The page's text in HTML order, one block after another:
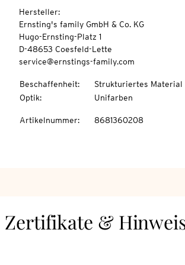
Hersteller:
Ernsting's family GmbH & Co. KG
Hugo-Ernsting-Platz 1
D-48653 Coesfeld-Lette
service@ernstings-family.com
Beschaffenheit:
Strukturiertes Material
Optik: Unifarben
Artikelnummer: 8681360208
Zertifikate &